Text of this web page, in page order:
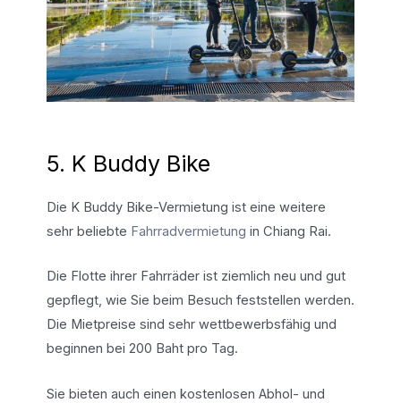
5. K Buddy Bike
Die K Buddy Bike-Vermietung ist eine weitere
sehr beliebte Fahrradvermietung in Chiang Rai.
Die Flotte ihrer Fahrräder ist ziemlich neu und gut
gepflegt, wie Sie beim Besuch feststellen werden.
Die Mietpreise sind sehr wettbewerbsfähig und
beginnen bei 200 Baht pro Tag.
Sie bieten auch einen kostenlosen Abhol- und